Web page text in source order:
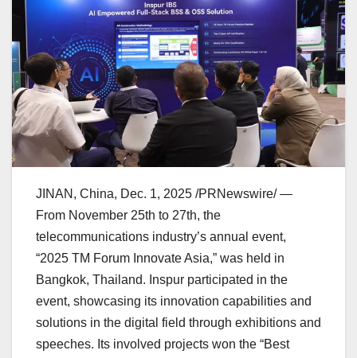
JINAN, China, Dec. 1, 2025 /PRNewswire/ —
From November 25th to 27th, the
telecommunications industry’s annual event,
“2025 TM Forum Innovate Asia,” was held in
Bangkok, Thailand. Inspur participated in the
event, showcasing its innovation capabilities and
solutions in the digital field through exhibitions and
speeches. Its involved projects won the “Best